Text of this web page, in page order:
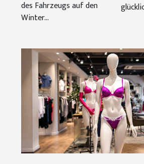
des Fahrzeugs auf den
Winter...